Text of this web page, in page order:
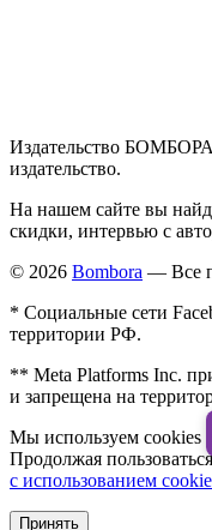
Издательство
издательство.
На нашем сайте вы
скидки, интервью с
© 2026 Bombora — Все
* Социальные сети
территории РФ.
** Meta Platforms Inc.
и запрещена на
Мы используем cookies
Продолжая
с использованием
Принять